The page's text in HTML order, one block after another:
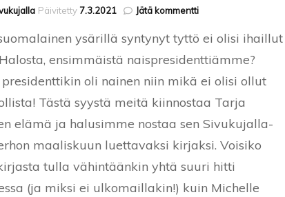
Päivitetty7.3.2021 Jätä kommenttiartikkeliin
kirjakerho:
Halonen
–
aktivistin
tarina
Katri
Merikallio
ysärillä syntynyt tyttö ei olisi ihaillut
ensimmäistä naispresidenttiämme?
presidenttikin oli nainen niin mikä ei olisi ollut
Tästä syystä meitä kiinnostaa Tarja
elämä ja halusimme nostaa sen Sivukujalla-
maaliskuun luettavaksi kirjaksi. Voisiko
tulla vähintäänkin yhtä suuri hitti
(ja miksi ei ulkomaillakin!) kuin Michelle